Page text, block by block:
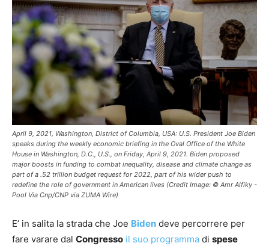
April 9, 2021, Washington, District of Columbia, USA: U.S. President Joe Biden
speaks during the weekly economic briefing in the Oval Office of the White
House in Washington, D.C., U.S., on Friday, April 9, 2021. Biden proposed
major boosts in funding to combat inequality, disease and climate change as
part of a .52 trillion budget request for 2022, part of his wider push to
redefine the role of government in American lives (Credit Image: © Amr Alfiky -
Pool Via Cnp/CNP via ZUMA Wire)
E’ in salita la strada che Joe Biden deve percorrere per
fare varare dal Congresso il suo programma di spese